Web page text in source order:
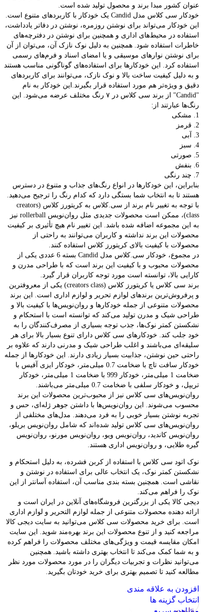
عنوان کشور مبدا برند و محصول تولید شده است.
خودکار سی کلاس مدل Candid یک خودکار با کاربردهای متنوع است.
این خودکار می‌تواند برای نوشتن روزمره، نوشتن در دفاتر یادداشت،
استفاده در محیط‌های اداری و همچنین برای نوشتن در دفترچه‌های
خاطرات استفاده شود. همچنین به دلیل نوک نازک آن، می‌توان از آن
برای نوشتن نوارهای موسیقی و یا امضای اسناد و فرم‌های رسمی
استفاده کرد. این خودکارها برای استفاده‌های گوناگونی مناسب هستند
و به دلیل کیفیت ساخت بالا و نوک نازک، می‌توانند برای کاربردهای
دقیق و ویژه‌تر هم مورد استفاده قرار بگیرند.این خودکار به نام
"Candid" از برند سی کلاس در ۷ رنگ مختلف عرضه می‌شود. این
رنگ‌ها عبارتند از:
1. مشکی
2. قرمز
3. آبی
4. سبز
5. صورتی
6. بنفش
7. چند رنگی
بنابراین، این خودکارها در انواع رنگ‌های جذاب و متنوع در دسترس
هستند تا به انتخاب شما بستگی دارد که کدام رنگ را ترجیح می‌دهید.
با توجه به تغییر نام برند از سی.کلاس به کریتورز کلاس (creators
class)، ممکن است محصولات جدیدی مثل روان‌نویس rollerball نیز
به این مجموعه اضافه شده باشد. این تغییر نام هیچ تأثیری بر کیفیت
محصولات این برند نداشته و کاربران می‌توانند به راحتی از
محصولات با کیفیت بالای کریتورز کلاس استفاده کنند.
در مجموع، خودکار سی.کلاس مدل Candid بسته 6 عددی یکی از
محصولات محبوب و با کیفیت این برند است که با طراحی مدرن و
کارایی بالا، توانسته است مورد توجه کاربران قرار گیرد.
برند سی کلاس یا کریتورز کلاس (creators class) یکی از معروفترین
و پرفروش‌ترین برندهای لوازم تحریر و لوازم اداری است. این برند
محصولات متنوعی از جمله خودکارها و روان‌نویس‌ها با کیفیت بالا و
طراحی شیک و مدرن تولید می‌کند که توانسته است با استحکام و
نشکستن کمتر نوک‌ها، جذب توجه بسیاری از مصرف‌کنندگان را به
خود جلب کند. خودکارهای سی کلاس دارای تنوع بسیار بالا برای هر
سلیقه‌ای می‌باشند و اغلب طراحی شیک و مدرنی دارند که علاوه بر
راحتی حین نوشتن، جذابیت بسیار زیادی دارند. این خودکارها از جمله
خودکار سافت تاچ با ضخامت 0.7 میلی‌متر، خودکار ایزی آفیس با
ضخامت 1 میلی‌متر، خودکار 999 با ضخامت 1 میلی‌متر، خودکار
تریپل، و خودکار سلفی با ضخامت 0.7 میلی‌متر می‌باشند.
روان‌نویس‌های سی کلاس نیز از محبوب‌ترین محصولات این برند
محسوب می‌شوند. این روان‌نویس‌ها با داشتن جوهر ژله‌ای، حس و
تجربه نوشتن بسیار خوبی را به فرد می‌دهند. مدل‌های مختلفی از
روان‌نویس‌های سی کلاس تولید شده‌اند که شامل روان‌نویس بریلو،
روان‌نویس کاندید، روان‌نویس ویو، روان‌نویس مورنو، روان‌نویس
گیره طلایی، و روان‌نویس اداری هستند.
نوک اتود سی کلاس با استفاده از کربن فشرده، به دلیل استحکام و
نشکستن کمتر نوک، یک انتخاب عالی برای استفاده در نوشتن و
نقاشی است. همچنین بسته بندی مناسب آن، استفاده آسانتر از این
نوک را فراهم می‌کند.
دیجی کالا یکی از بزرگترین فروشگاه‌های آنلاین در ایران است و
ارائه دهنده محصولات متنوعی از جمله لوازم التحریر و لوازم اداری
است. برای خرید محصولات سی کلاس می‌توانید به سایت دیجی کالا
مراجعه کنید و از تنوع محصولات این برند بهره‌مند شوید. این سایت
امکان مقایسه قیمت و ویژگی‌های مختلف محصولات را فراهم کرده
و به شما کمک می‌کند تا انتخاب بهتری داشته باشید. همچنین
می‌توانید نظرات و تجربیات دیگران را در مورد محصولات مورد نظر
مطالعه کنید تا تصمیم بهتری برای خرید خودتان بگیرید.
افزودن به علاقه مندی
انتخاب گزینه ها